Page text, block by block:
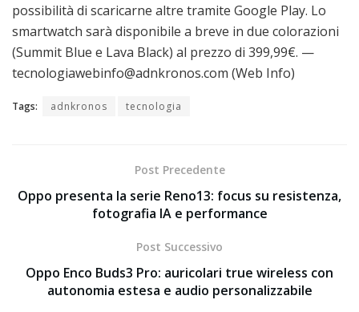
possibilità di scaricarne altre tramite Google Play. Lo
smartwatch sarà disponibile a breve in due colorazioni
(Summit Blue e Lava Black) al prezzo di 399,99€. —
tecnologiawebinfo@adnkronos.com (Web Info)
Tags: adnkronos tecnologia
Post Precedente
Oppo presenta la serie Reno13: focus su resistenza,
fotografia IA e performance
Post Successivo
Oppo Enco Buds3 Pro: auricolari true wireless con
autonomia estesa e audio personalizzabile